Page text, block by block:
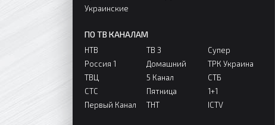
Украинские
ПО ТВ КАНАЛАМ
НТВ
Россия 1
ТВЦ
СТС
Первый Канал
ТВ 3
Домашний
5 Канал
Пятница
ТНТ
Супер
ТРК Украина
СТБ
1+1
ICTV